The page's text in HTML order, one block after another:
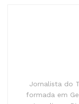
Jornalista do
formada em